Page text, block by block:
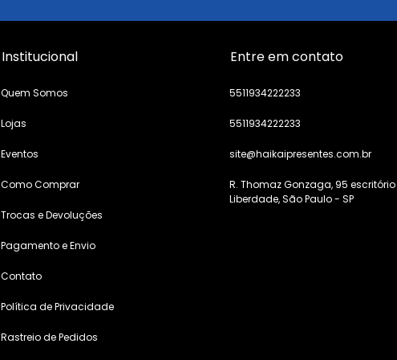
Institucional
Quem Somos
Lojas
Eventos
Como Comprar
Trocas e Devoluções
Pagamento e Envio
Contato
Política de Privacidade
Rastreio de Pedidos
Entre em contato
5511934222233
5511934222233
site@haikaipresentes.com.br
R. Thomaz Gonzaga, 95
Liberdade, São Paulo - SP